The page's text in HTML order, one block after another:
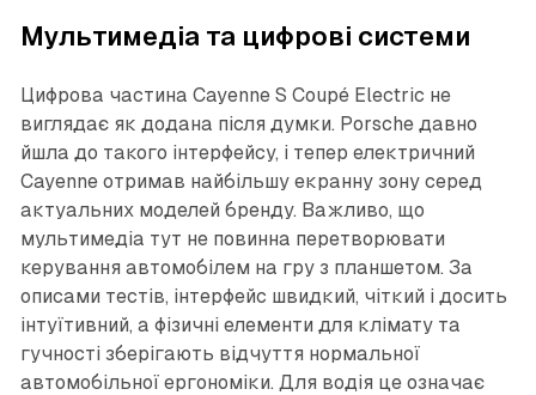
Мультимедіа та цифрові системи
Цифрова частина Cayenne S Coupé Electric не
виглядає як додана після думки. Porsche давно
йшла до такого інтерфейсу, і тепер електричний
Cayenne отримав найбільшу екранну зону серед
актуальних моделей бренду. Важливо, що
мультимедіа тут не повинна перетворювати
керування автомобілем на гру з планшетом. За
описами тестів, інтерфейс швидкий, чіткий і досить
інтуїтивний, а фізичні елементи для клімату та
гучності зберігають відчуття нормальної
автомобільної ергономіки. Для водія це означає